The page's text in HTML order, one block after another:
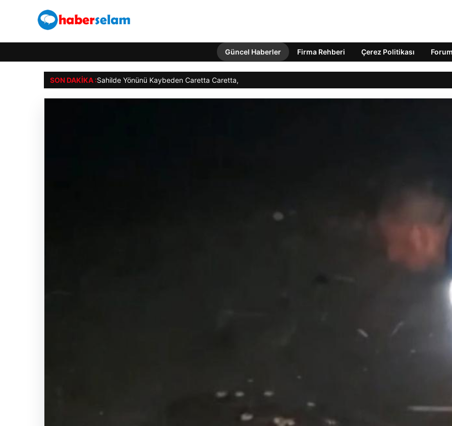
Güncel Haberler Firma Rehberi Çerez Politikası
SON DAKIKA :Sahilde Yönünü Kaybeden Caretta Caretta, Vatandaşların Çabasıyla Denize Ulaştı